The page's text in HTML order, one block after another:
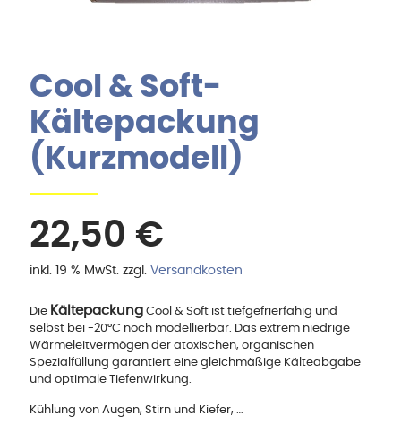
Cool & Soft-
Kältepackung
(Kurzmodell)
22,50 €
inkl. 19 % MwSt. zzgl. Versandkosten
Die Kältepackung Cool & Soft ist tiefgefrierfähig und
selbst bei -20°C noch modellierbar. Das extrem niedrige
Wärmeleitvermögen der atoxischen, organischen
Spezialfüllung garantiert eine gleichmäßige Kälteabgabe
und optimale Tiefenwirkung.
Kühlung von Augen, Stirn und Kiefer, …